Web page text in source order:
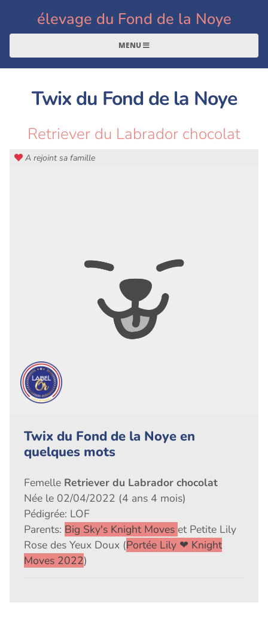
élevage du Fond de la Noye
MENU
Twix du Fond de la Noye
Retriever du Labrador chocolat
A rejoint sa famille
Twix du Fond de la Noye en
quelques mots
Femelle Retriever du Labrador chocolat
Née le 02/04/2022 (4 ans 4 mois)
Pédigrée: LOF
Parents: Big Sky's Knight Moves et Petite Lily
Rose des Yeux Doux (Portée Lily ❤ Knight
Moves 2022)